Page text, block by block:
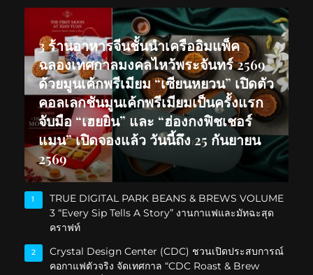
3 ร้านอาหารจีนชั้นนำเครืออิมแพ็ค
ฉลองเทศกาลมงคลไหว้พระจันทร์ 2569
ด้วยมูนเค้กพรีเมียม “เซียนหยวน” เปิดตัว
คอลเลกชันมูนเค้กพรีเมียมเป็นครั้งแรก
จับมือ “เฮยยิน” และ “ฮ่องกงฟิชเชอร์
แมน” เปิดจองแล้ว วันนี้ถึง 25 กันยายน
2569
1
TRUE DIGITAL PARK BEANS & BREWS VOLUME
3 “Every Sip Tells A Story” งานกาแฟและมัทฉะสุด
คราฟท์
2
Crystal Design Center (CDC) ชวนเปิดประสบการณ์
คอกาแฟตัวจริง จัดเทศกาล “CDC Roast & Brew